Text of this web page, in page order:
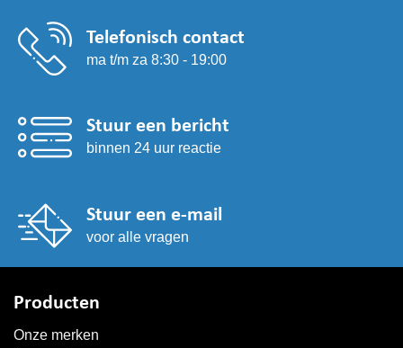
Telefonisch contact
ma t/m za 8:30 - 19:00
Stuur een bericht
binnen 24 uur reactie
Stuur een e-mail
voor alle vragen
Producten
Onze merken